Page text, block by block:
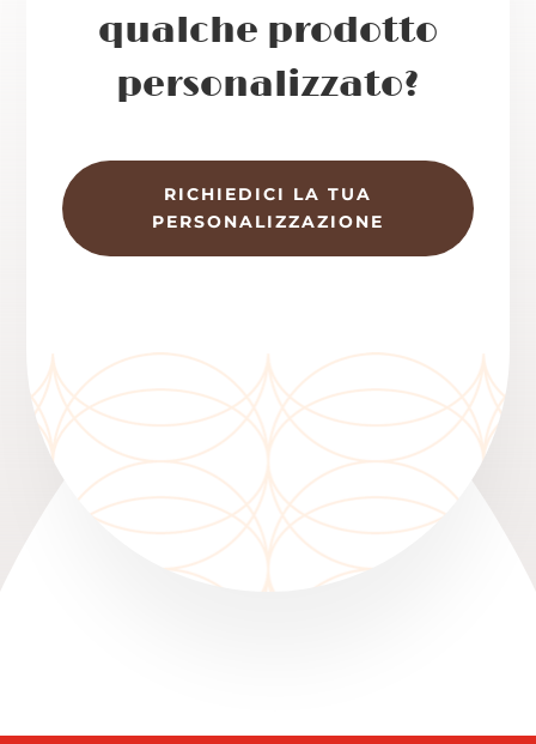
qualche prodotto
personalizzato?
RICHIEDICI LA TUA
PERSONALIZZAZIONE